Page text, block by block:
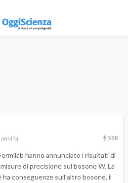
anni fa 588
hanno annunciato i risultati di
di precisione sul bosone W. La
conseguenze sull'altro bosone, il